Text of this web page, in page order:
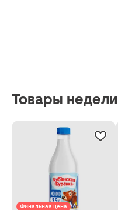
Товары недели
Финальная цена